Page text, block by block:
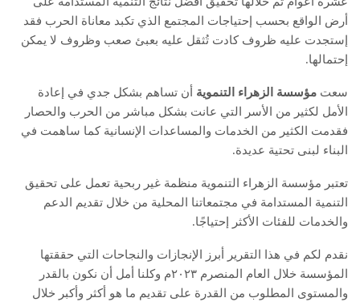
أرض الواقع بحسب إحتياجات المجتمع الذي تكبد معاناة الحرب فقد
إستجدت عليه ظروف كادت تُثقل عليه بعبئ صعب وظروف لا يمكن
إحتمالها.
سعت مؤسسة الزهراء التنموية أن تساهم بشكل جدي في إعادة
الأمل لكثير من الأسر التي عانت بشكل مباشر من الحرب والحصار
فقدمت الكثير من الخدمات والمساعدات الإنسانية كما ساهمت في
البناء لبنى تحتية عديدة.
تعتبر مؤسسة الزهراء التنموية منظمة غير ربحية تعمل على تحقيق
التنمية المستدامة في مجتمعاتنا المحلية من خلال تقديم الدعم
والخدمات للفئات الأكثر إحتياجًا.
نقدم لكم في هذا التقرير أبرز الإنجازات والنجاحات التي حققتها
المؤسسة خلال العام المنصرم ٢٠٢٣م وكلنا أمل أن نكون بالقدر
والمستوى المطلوب من القدرة على تقديم ما هو أكثر وأكبر خلال